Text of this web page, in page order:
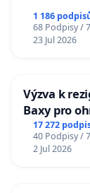
1 186
68 Podpisy /
23 Jul 2026
Výzva k
Baxy pro
17 272
40 Podpisy /
2 Jul 2026